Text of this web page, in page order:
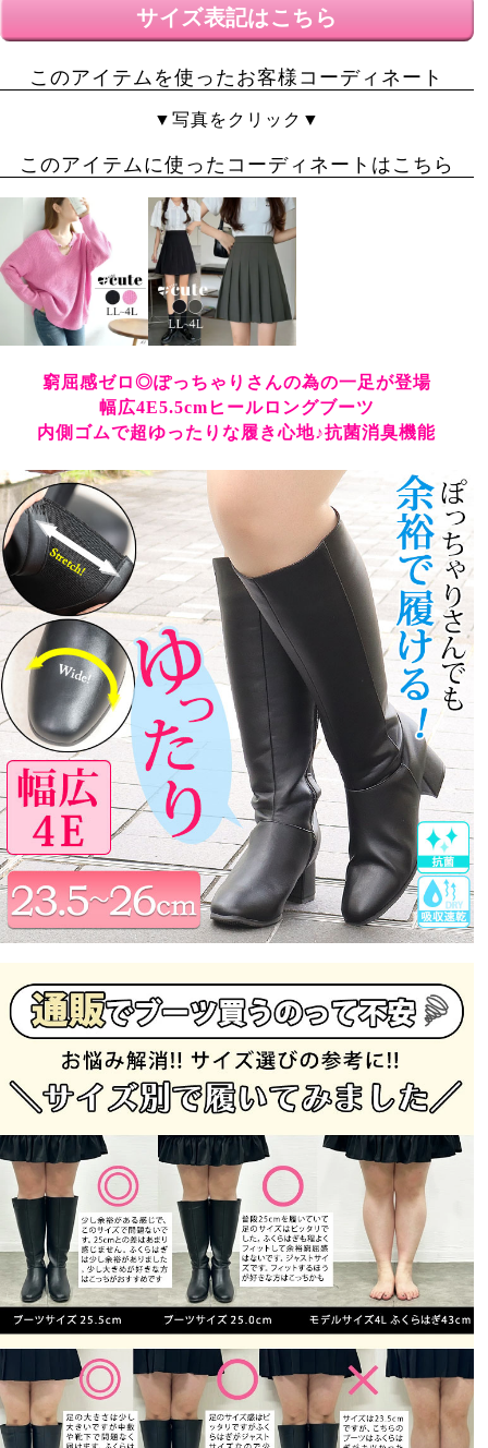
らこそのゆったり設計！
ブーツを履きたいけれどふくらはぎが入らなかったり太
出会えました！
投稿日
2024/11/14
レビューを書く場所が分からず遅くなりました…。こち
らのブーツはとても素晴らしいものでした！太ってか
ら、ブーツは諦めていましたが久々にテンションが上が
りました！(^^)
本当にゆったり履けて、捨てられなかった、もう履けな
ゴールドジャパンさん。本当にありがとうございます( *
サイズ表記はこちら
このアイテムを使ったお客様コーディネート
▼写真をクリック▼
このアイテムに使ったコーディネートはこちら
窮屈感ゼロ◎ぽっちゃりさんの為の一足が登場
幅広4E5.5cmヒールロングブーツ
内側ゴムで超ゆったりな履き心地♪抗菌消臭機能